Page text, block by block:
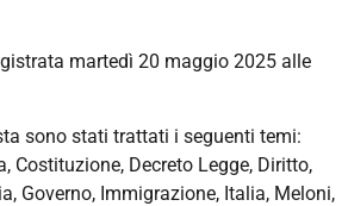
martedì 20 maggio 2025 alle
sono stati trattati i seguenti temi:
Costituzione, Decreto Legge, Diritto,
Governo, Immigrazione, Italia, Meloni,